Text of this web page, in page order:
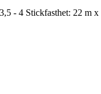
- 4 Stickfasthet: 22 m